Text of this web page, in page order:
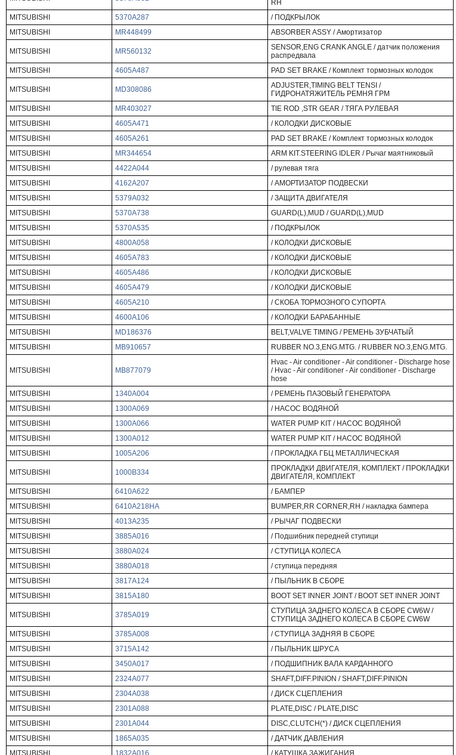
RH
MITSUBISHI
5370A287
/ ПОДКРЫЛОК
MITSUBISHI
MR448499 ABSORBER ASSY / Амортизатор
MITSUBISHI MR560132
SENSOR,ENG CRANK ANGLE / датчик положения
распредвала
MITSUBISHI
4605A487 PAD SET BRAKE / Комплект тормозных колодок
MITSUBISHI MD308086
ADJUSTER,TIMING BELT TENSI /
ГИДРОНАТЯЖИТЕЛЬ РЕМНЯ ГРМ
MITSUBISHI
MR403027
TIE ROD ,STR GEAR / ТЯГА РУЛЕВАЯ
MITSUBISHI
4605A471
/ КОЛОДКИ ДИСКОВЫЕ
MITSUBISHI
4605A261
PAD SET BRAKE / Комплект тормозных колодок
MITSUBISHI
MR344654
ARM KIT.STEERING IDLER / Рычаг маятниковый
MITSUBISHI
4422A044
/ рулевая тяга
MITSUBISHI
4162A207
/ АМОРТИЗАТОР ПОДВЕСКИ
MITSUBISHI
5379A032
/ ЗАЩИТА ДВИГАТЕЛЯ
MITSUBISHI
5370A738
GUARD(L),MUD / GUARD(L),MUD
MITSUBISHI
5370A535
/ ПОДКРЫЛОК
MITSUBISHI
4800A058
/ КОЛОДКИ ДИСКОВЫЕ
MITSUBISHI
4605A783
/ КОЛОДКИ ДИСКОВЫЕ
MITSUBISHI
4605A486
/ КОЛОДКИ ДИСКОВЫЕ
MITSUBISHI
4605A479
/ КОЛОДКИ ДИСКОВЫЕ
MITSUBISHI
4605A210
/ СКОБА ТОРМОЗНОГО СУПОРТА
MITSUBISHI
4600A106
/ КОЛОДКИ БАРАБАННЫЕ
MITSUBISHI
MD186376
BELT,VALVE TIMING / РЕМЕНЬ ЗУБЧАТЫЙ
MITSUBISHI
MB910657 RUBBER NO.3,ENG.MTG. / RUBBER NO.3,ENG.MTG.
MITSUBISHI MB877079
Hvac - Air conditioner - Air conditioner - Discharge hose
/ Hvac - Air conditioner - Air conditioner - Discharge
hose
MITSUBISHI
1340A004
/ РЕМЕНЬ ПАЗОВЫЙ ГЕНЕРАТОРА
MITSUBISHI
1300A069
/ НАСОС ВОДЯНОЙ
MITSUBISHI
1300A066
WATER PUMP KIT / НАСОС ВОДЯНОЙ
MITSUBISHI
1300A012
WATER PUMP KIT / НАСОС ВОДЯНОЙ
MITSUBISHI
1005A206 / ПРОКЛАДКА ГБЦ МЕТАЛЛИЧЕСКАЯ
MITSUBISHI 1000B334
ПРОКЛАДКИ ДВИГАТЕЛЯ, КОМПЛЕКТ / ПРОКЛАДКИ
ДВИГАТЕЛЯ, КОМПЛЕКТ
MITSUBISHI
6410A622
/ БАМПЕР
MITSUBISHI
6410A218HA
BUMPER,RR CORNER,RH / накладка бампера
MITSUBISHI
4013A235
/ РЫЧАГ ПОДВЕСКИ
MITSUBISHI
3885A016
/ Подшибник передней ступици
MITSUBISHI
3880A024
/ СТУПИЦА КОЛЕСА
MITSUBISHI
3880A018
/ ступица передняя
MITSUBISHI
3817A124
/ ПЫЛЬНИК В СБОРЕ
MITSUBISHI
3815A180 BOOT SET INNER JOINT / BOOT SET INNER JOINT
MITSUBISHI 3785A019
СТУПИЦА ЗАДНЕГО КОЛЕСА В СБОРЕ CW6W /
СТУПИЦА ЗАДНЕГО КОЛЕСА В СБОРЕ CW6W
MITSUBISHI
3785A008
/ СТУПИЦА ЗАДНЯЯ В СБОРЕ
MITSUBISHI
3715A142
/ ПЫЛЬНИК ШРУСА
MITSUBISHI
3450A017
/ ПОДШИПНИК ВАЛА КАРДАННОГО
MITSUBISHI
2324A077
SHAFT,DIFF.PINION / SHAFT,DIFF.PINION
MITSUBISHI
2304A038
/ ДИСК СЦЕПЛЕНИЯ
MITSUBISHI
2301A088
PLATE,DISC / PLATE,DISC
MITSUBISHI
2301A044
DISC,CLUTCH(*) / ДИСК СЦЕПЛЕНИЯ
MITSUBISHI
1865A035
/ ДАТЧИК ДАВЛЕНИЯ
MITSUBISHI
1832A016 / КАТУШКА ЗАЖИГАНИЯ